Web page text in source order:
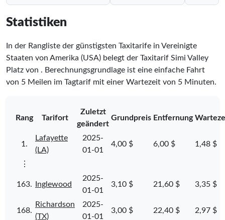
Statistiken
In der Rangliste der günstigsten Taxitarife in Vereinigte
Staaten von Amerika (USA) belegt der Taxitarif Simi Valley
Platz von . Berechnungsgrundlage ist eine einfache Fahrt
von 5 Meilen im Tagtarif mit einer Wartezeit von 5 Minuten.
Rang Tarifort
Zuletzt
geändert
Grundpreis Entfernung
1.
Lafayette
(LA)
2025-
01-01
4,00 $ 6,00 $ 1,48 $
⋮
163. Inglewood
2025-
01-01
3,10 $ 21,60 $ 3,35 $
168.
Richardson
(TX)
2025-
01-01
3,00 $ 22,40 $ 2,97 $